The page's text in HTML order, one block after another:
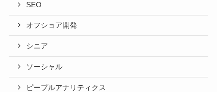
SEO
オフショア開発
シニア
ソーシャル
ピープルアナリティクス